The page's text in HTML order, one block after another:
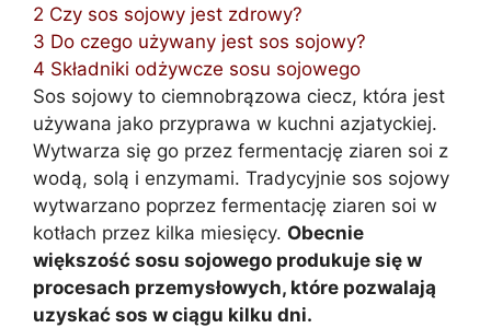
2 Czy sos sojowy jest zdrowy?
3 Do czego używany jest sos sojowy?
4 Składniki odżywcze sosu sojowego
Sos sojowy to ciemnobrązowa ciecz, która jest
używana jako przyprawa w kuchni azjatyckiej.
Wytwarza się go przez fermentację ziaren soi z
wodą, solą i enzymami. Tradycyjnie sos sojowy
wytwarzano poprzez fermentację ziaren soi w
kotłach przez kilka miesięcy. Obecnie
większość sosu sojowego produkuje się w
procesach przemysłowych, które pozwalają
uzyskać sos w ciągu kilku dni.